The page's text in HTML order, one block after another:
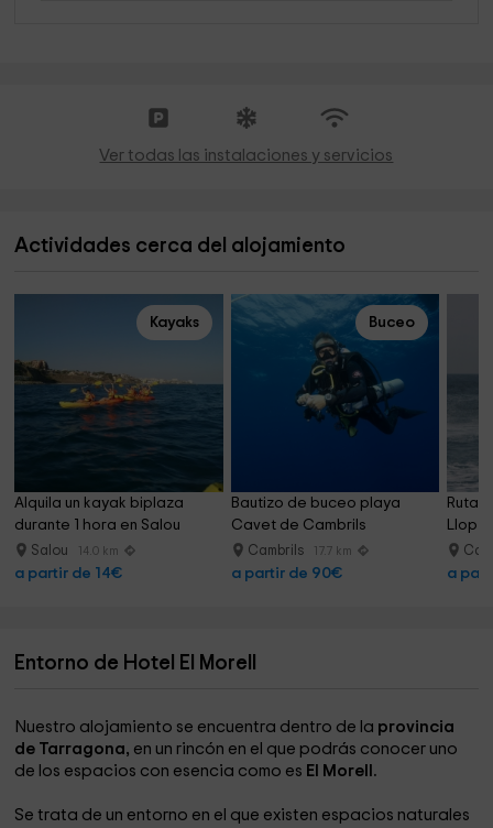
Ver todas las instalaciones y servicios
Actividades cerca del alojamiento
Kayaks
Alquila un kayak biplaza
durante 1 hora en Salou
Salou 14.0 km
a partir de 14€
Buceo
Bautizo de buceo playa
Cavet de Cambrils
Cambrils 17.7 km
a partir de 90€
Ruta
Llop
a
Entorno de Hotel El Morell
Nuestro alojamiento se encuentra dentro de la provincia
de Tarragona, en un rincón en el que podrás conocer uno
de los espacios con esencia como es El Morell.
Se trata de un entorno en el que existen espacios naturales